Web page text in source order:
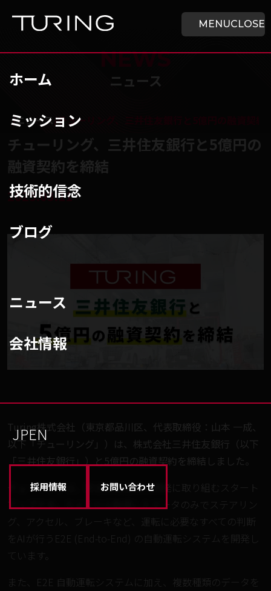
MENUCLOSE
ホーム
ミッション
技術的信念
ブログ
ニュース
会社情報
EN
JP
採用情報 お問い合わせ
チューリング株式会社
/ニュース /チューリング、三井住友銀行と5億円の融資契約
NEWS
ニュース
チューリング、三井住友銀行と5億円の
融資契約を締結
2025.03.11
Turing株式会社（東京都品川区、代表取締役：山本 一成、
以下「チューリング」）は、株式会社三井住友銀行（以下
「三井住友銀行」）と5億円の融資契約を締結しました。
チューリングは、完全自動運転の開発に取り組むスタート
アップです。カメラから取得したデータのみでステアリン
グ、アクセル、ブレーキなど、運転に必要なすべての判断
をAIが行うE2E (End-to-End) の自動運転システムを開発し
ています。
また、E2E 自動運転システムに加え、複数種類のデータを